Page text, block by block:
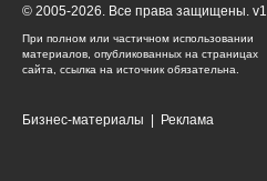
© 2005-2026. Все права защищены. v1
При полном или частичном использовании
материалов, опубликованных на страницах
сайта, ссылка на источник обязательна.
Бизнес-материалы Реклама